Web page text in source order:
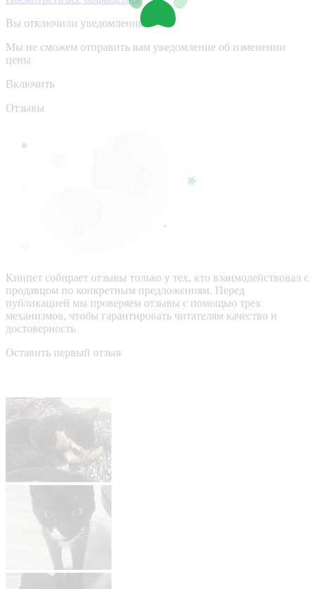
Вы отключили уведомления
Мы не сможем отправить вам уведомление об изменении
цены
Включить
Отзывы
Кинпет собирает отзывы только у тех, кто взаимодействовал с
продавцом по конкретным предложениям. Перед
публикацией мы проверяем отзывы с помощью трёх
механизмов, чтобы гарантировать читателям качество и
достоверность
Оставить первый отзыв